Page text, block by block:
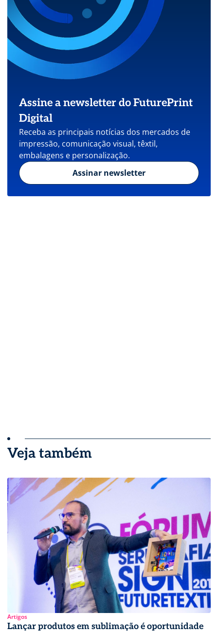
Assine a newsletter do FuturePrint
Digital
Receba as principais notícias dos mercados de
impressão, comunicação visual, têxtil,
embalagens e personalização.
Assinar newsletter
Veja também
Artigos
Lançar produtos em sublimação é oportunidade